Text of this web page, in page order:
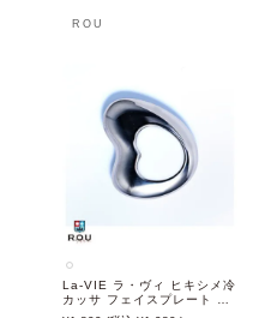
ROU
La-VIE ラ・ヴィ ヒキシメ冷
カッサ フェイスプレート ス
ノーホワイト×ステンレス